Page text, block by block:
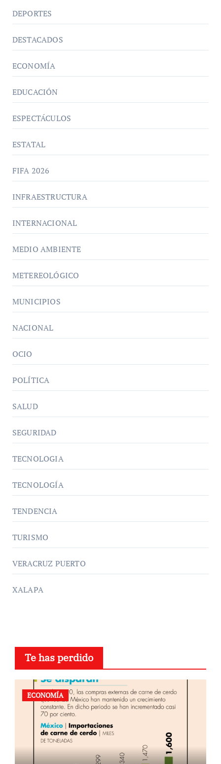
DEPORTES
DESTACADOS
ECONOMÍA
EDUCACIÓN
ESPECTÁCULOS
ESTATAL
FIFA 2026
INFRAESTRUCTURA
INTERNACIONAL
MEDIO AMBIENTE
METEREOLÓGICO
MUNICIPIOS
NACIONAL
OCIO
POLÍTICA
SALUD
SEGURIDAD
TECNOLOGIA
TECNOLOGÍA
TENDENCIA
TURISMO
VERACRUZ PUERTO
XALAPA
Te has perdido
ECONOMÍA